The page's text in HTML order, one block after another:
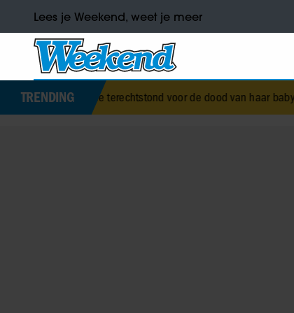
Lees je Weekend, weet je meer
TRENDING
die terechtstond voor de dood van haar baby•Corry Konings